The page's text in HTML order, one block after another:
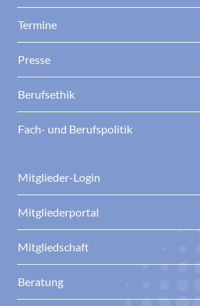
Termine
Presse
Berufsethik
Fach- und Berufspolitik
Mitglieder-Login
Mitgliederportal
Mitgliedschaft
Beratung